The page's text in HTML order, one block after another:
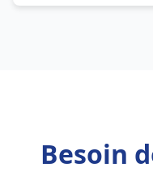
Besoin